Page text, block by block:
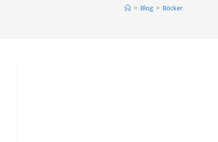
> Blog > Böcker